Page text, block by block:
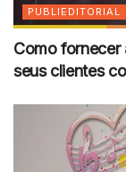
PUBLIEDITORIAL
Como fornecer
seus clientes